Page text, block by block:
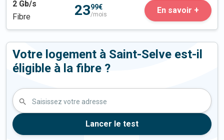
2 Gb/s
Fibre
2399€
/mois En savoir +
Votre logement à Saint-Selve est-il
éligible à la fibre ?
Saisissez votre adresse
Lancer le test